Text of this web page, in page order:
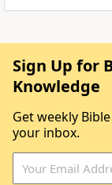
Sign Up for
Knowledge
Get weekly
your inbox.